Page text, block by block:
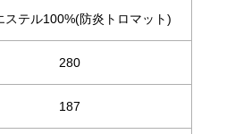
ステル100%(防炎トロマット)
280
187